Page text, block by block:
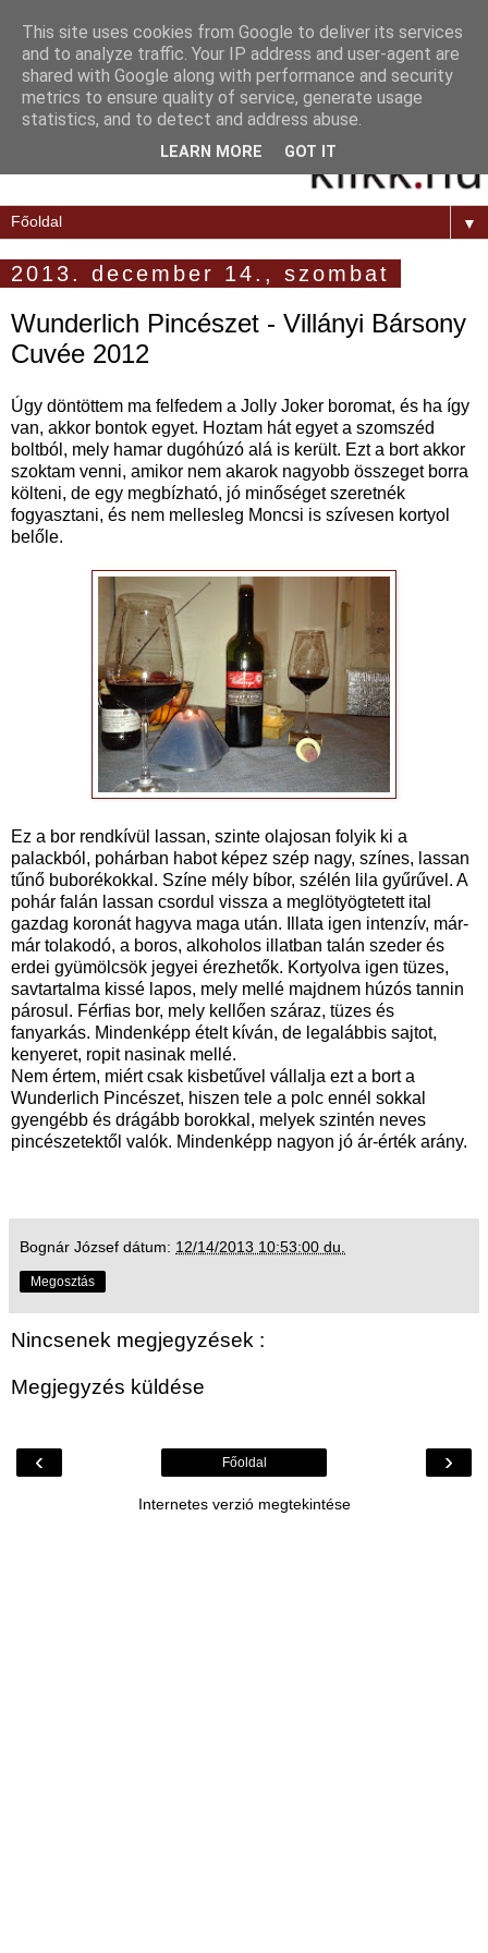
▼
2013. december 14., szombat
Wunderlich Pincészet - Villányi Bársony
Cuvée 2012
Úgy döntöttem ma felfedem a Jolly Joker boromat, és ha így
van, akkor bontok egyet. Hoztam hát egyet a szomszéd
boltból, mely hamar dugóhúzó alá is került. Ezt a bort akkor
szoktam venni, amikor nem akarok nagyobb összeget borra
költeni, de egy megbízható, jó minőséget szeretnék
fogyasztani, és nem mellesleg Moncsi is szívesen kortyol
belőle.
Ez a bor rendkívül lassan, szinte olajosan folyik ki a
palackból, pohárban habot képez szép nagy, színes, lassan
tűnő buborékokkal. Színe mély bíbor, szélén lila gyűrűvel. A
pohár falán lassan csordul vissza a meglötyögtetett ital
gazdag koronát hagyva maga után. Illata igen intenzív, már-
már tolakodó, a boros, alkoholos illatban talán szeder és
erdei gyümölcsök jegyei érezhetők. Kortyolva igen tüzes,
savtartalma kissé lapos, mely mellé majdnem húzós tannin
párosul. Férfias bor, mely kellően száraz, tüzes és
fanyarkás. Mindenképp ételt kíván, de legalábbis sajtot,
kenyeret, ropit nasinak mellé.
Nem értem, miért csak kisbetűvel vállalja ezt a bort a
Wunderlich Pincészet, hiszen tele a polc ennél sokkal
gyengébb és drágább borokkal, melyek szintén neves
pincészetektől valók. Mindenképp nagyon jó ár-érték arány.
Bognár József dátum: 12/14/2013 10:53:00 du.
Megosztás
Nincsenek megjegyzések :
Megjegyzés küldése
‹ ›
Főoldal
Internetes verzió megtekintése
This site uses cookies from Google to deliver its services
and to analyze traffic. Your IP address and user-agent are
shared with Google along with performance and security
metrics to ensure quality of service, generate usage
statistics, and to detect and address abuse.
LEARN MORE GOT IT